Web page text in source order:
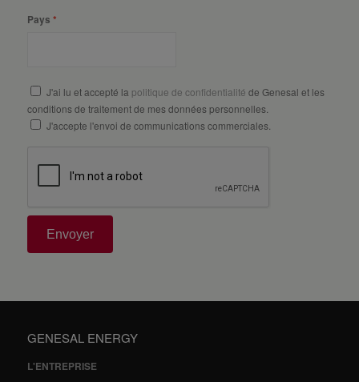
Pays
J'ai lu et accepté la politique de confidentialité de Genesal et les
conditions de traitement de mes données personnelles.
J'accepte l'envoi de communications commerciales.
Envoyer
GENESAL ENERGY
L'ENTREPRISE